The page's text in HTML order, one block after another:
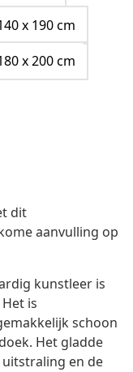
x 190 cm
x 200 cm
dit
aanvulling op
kunstleer is
is
schoon
Het gladde
en de